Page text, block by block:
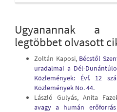
Ugyanannak a
legtöbbet olvasott
Zoltán Kaposi, Bécstől
uradalmai a Dél-
Közlemények: Évf. 12
Közlemények No. 44.
László Gulyás, Anita
avagy a humán